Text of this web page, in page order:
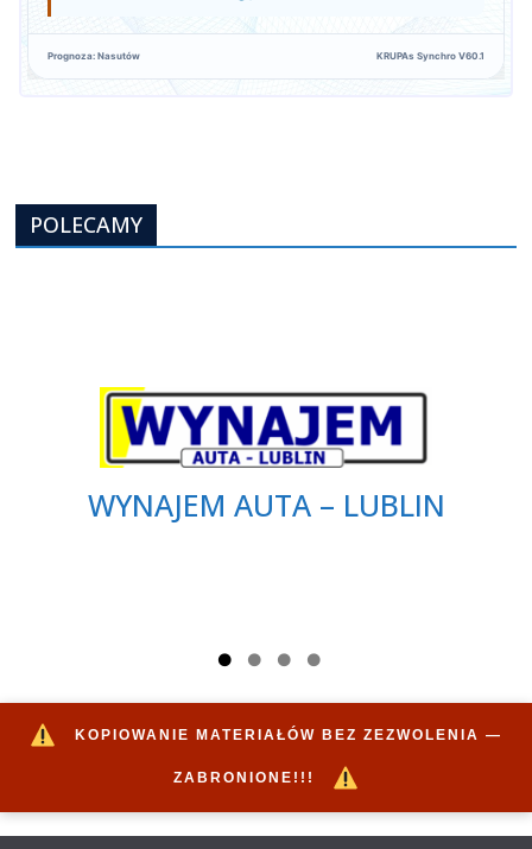
Prognoza: Nasutów KRUPAs Synchro V60.1
POLECAMY
WYNAJEM AUTA – LUBLIN
KOPIOWANIE MATERIAŁÓW BEZ ZEZWOLENIA —
ZABRONIONE!!!